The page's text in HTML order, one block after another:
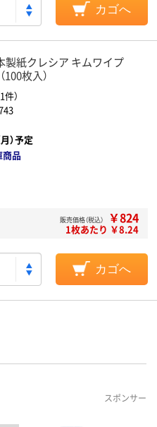
カゴへ
製紙クレシア キムワイプ
100枚入）
1件）
）予定
商品
販売価格（税込） ￥824
1枚あたり ￥8.24
カゴへ
スポンサー